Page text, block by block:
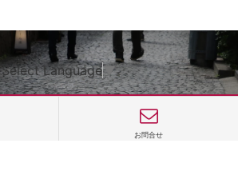
Select Language▼
お問合せ